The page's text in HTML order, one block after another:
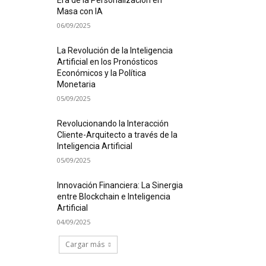
Masa con IA
06/09/2025
La Revolución de la Inteligencia
Artificial en los Pronósticos
Económicos y la Política
Monetaria
05/09/2025
Revolucionando la Interacción
Cliente-Arquitecto a través de la
Inteligencia Artificial
05/09/2025
Innovación Financiera: La Sinergia
entre Blockchain e Inteligencia
Artificial
04/09/2025
Cargar más